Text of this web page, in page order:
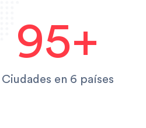
95+
Ciudades en 6 países